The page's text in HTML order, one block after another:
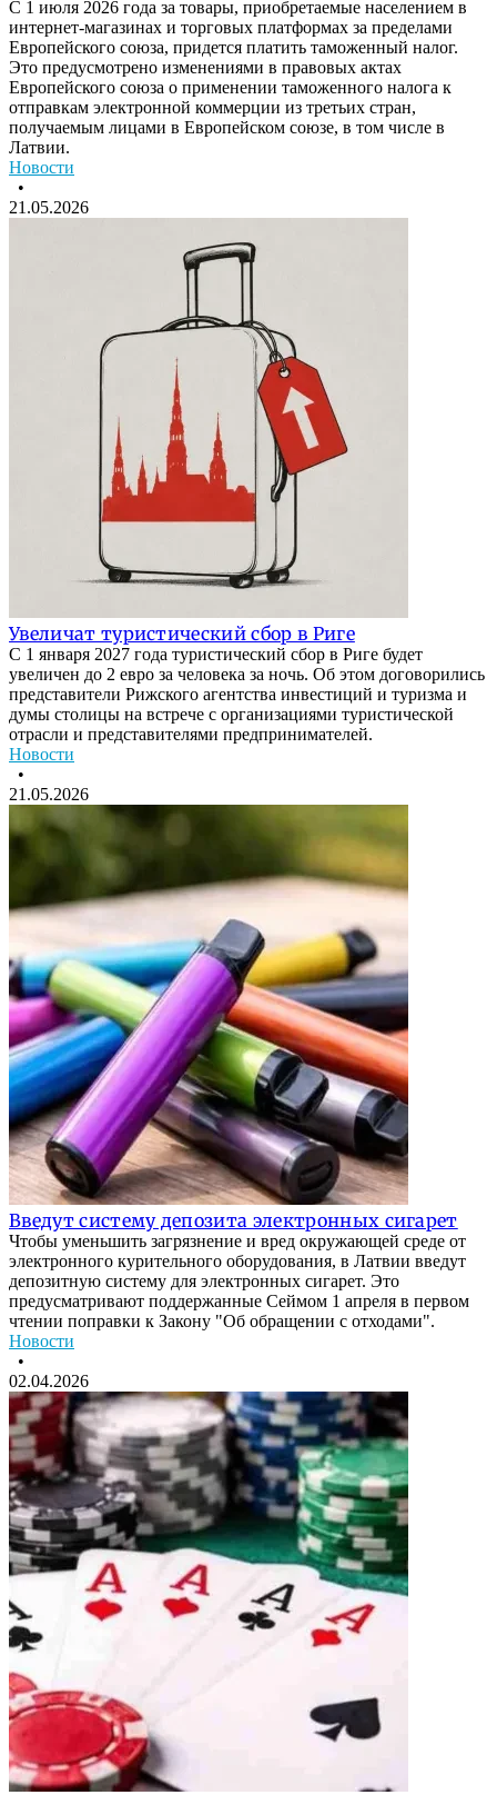
С 1 июля 2026 года за товары, приобретаемые населением в
интернет-магазинах и торговых платформах за пределами
Европейского союза, придется платить таможенный налог.
Это предусмотрено изменениями в правовых актах
Европейского союза о применении таможенного налога к
отправкам электронной коммерции из третьих стран,
получаемым лицами в Европейском союзе, в том числе в
Латвии.
Новости
•
21.05.2026
Увеличат туристический сбор в Риге
С 1 января 2027 года туристический сбор в Риге будет
увеличен до 2 евро за человека за ночь. Об этом договорились
представители Рижского агентства инвестиций и туризма и
думы столицы на встрече с организациями туристической
отрасли и представителями предпринимателей.
Новости
•
21.05.2026
Введут систему депозита электронных сигарет
Чтобы уменьшить загрязнение и вред окружающей среде от
электронного курительного оборудования, в Латвии введут
депозитную систему для электронных сигарет. Это
предусматривают поддержанные Сеймом 1 апреля в первом
чтении поправки к Закону "Об обращении с отходами".
Новости
•
02.04.2026